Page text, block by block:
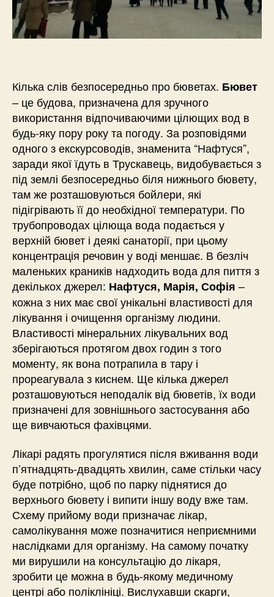
Кілька слів безпосередньо про бюветах. Бювет
– це будова, призначена для зручного
використання відпочиваючими цілющих вод в
будь-яку пору року та погоду. За розповідями
одного з екскурсоводів, знаменита “Нафтуся”,
заради якої їдуть в Трускавець, видобувається з
під землі безпосередньо біля нижнього бювету,
там же розташовуються бойлери, які
підігрівають її до необхідної температури. По
трубопроводах цілюща вода подається у
верхній бювет і деякі санаторії, при цьому
концентрація речовин у воді меншає. В безліч
маленьких краників надходить вода для пиття з
декількох джерел: Нафтуся, Марія, Софія –
кожна з них має свої унікальні властивості для
лікування і очищення організму людини.
Властивості мінеральних лікувальних вод
зберігаються протягом двох годин з того
моменту, як вона потрапила в тару і
прореагувала з киснем. Ще кілька джерел
розташовуються неподалік від бюветів, їх води
призначені для зовнішнього застосування або
ще вивчаються фахівцями.
Лікарі радять прогулятися після вживання води
п’ятнадцять-двадцять хвилин, саме стільки часу
буде потрібно, щоб по парку піднятися до
верхнього бювету і випити іншу воду вже там.
Схему прийому води призначає лікар,
самолікування може позначитися неприємними
наслідками для організму. На самому початку
ми вирушили на консультацію до лікаря,
зробити це можна в будь-якому медичному
центрі або поліклініці. Вислухавши скарги,